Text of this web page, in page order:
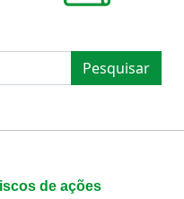
Pesquisar
de ações